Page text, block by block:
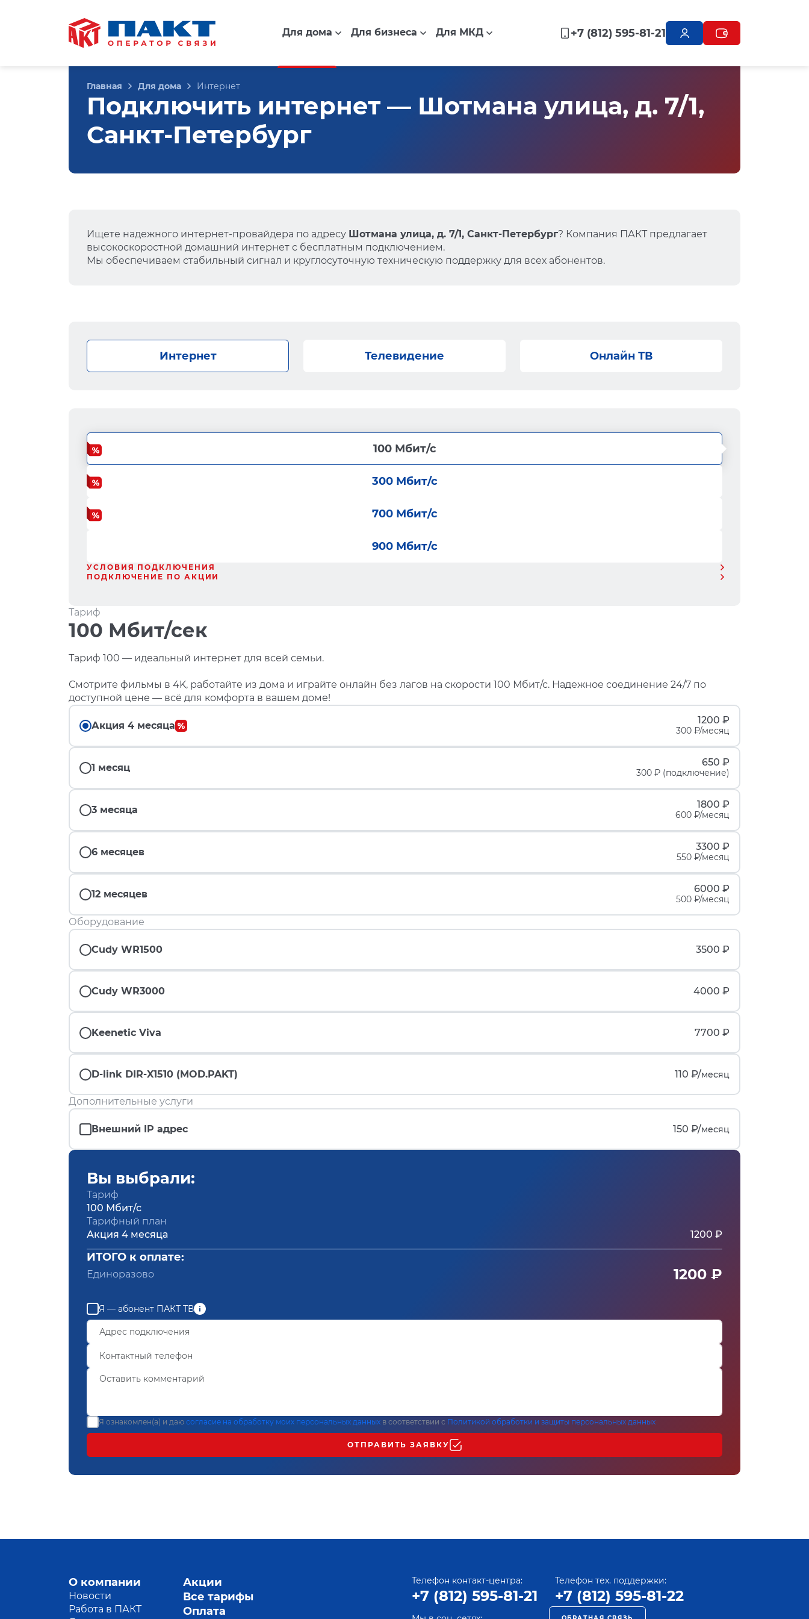
Для дома Для бизнеса Для МКД +7 (812) 595-81-21
Главная Для дома Интернет
Подключить интернет — Шотмана улица, д. 7/1,
Санкт-Петербург
Ищете надежного интернет-провайдера по адресу Шотмана улица, д. 7/1, Санкт-Петербург? Компания ПАКТ предлагает
высокоскоростной домашний интернет с бесплатным подключением.
Мы обеспечиваем стабильный сигнал и круглосуточную техническую поддержку для всех абонентов.
Интернет Телевидение Онлайн ТВ
100 Мбит/с
300 Мбит/с
700 Мбит/с
900 Мбит/с
УСЛОВИЯ ПОДКЛЮЧЕНИЯ
ПОДКЛЮЧЕНИЕ ПО АКЦИИ
Тариф
100 Мбит/сек
Тариф 100 — идеальный интернет для всей семьи.
Смотрите фильмы в 4K, работайте из дома и играйте онлайн без лагов на скорости 100 Мбит/с. Надежное соединение 24/7 по
доступной цене — всё для комфорта в вашем доме!
Акция 4 месяца 1200 ₽
300 ₽/месяц
1 месяц 650 ₽
300 ₽ (подключение)
3 месяца 1800 ₽
600 ₽/месяц
6 месяцев 3300 ₽
550 ₽/месяц
12 месяцев 6000 ₽
500 ₽/месяц
Оборудование
Cudy WR1500 3500 ₽
Cudy WR3000 4000 ₽
Keenetic Viva 7700 ₽
D-link DIR-X1510 (MOD.PAKT) 110 ₽/месяц
Дополнительные услуги
Внешний IP адрес 150 ₽/месяц
Вы выбрали:
Тариф
100 Мбит/с
Тарифный план
Акция 4 месяца
1200 ₽
ИТОГО к оплате:
Единоразово 1200 ₽
Я — абонент ПАКТ ТВ
Я ознакомлен(а) и даю согласие на обработку моих персональных данных в соответствии с Политикой обработки и защиты персональных данных
ОТПРАВИТЬ ЗАЯВКУ
О компании
Новости
Работа в ПАКТ
Акции
Все тарифы
Оплата
Телефон контакт-центра:
+7 (812) 595-81-21
Телефон тех. поддержки:
+7 (812) 595-81-22